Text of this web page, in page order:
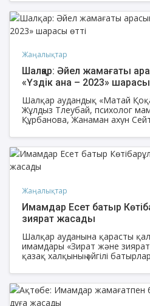
рәсімі өтті.
Жаңалықтар
Шалқар: Әйел жамағаты
«Үздік ана – 2023» шарасы
Шалқар аудандық «Матай
Жұлдыз Тлеубай, психолог
Құрбанова, Жанаман ахун
аналар арасында сайыс өтті.
Жаңалықтар
Имамдар Есет батыр
зиярат жасады
Шалқар ауданына қарасты
имамдары «Зират және
қазақ халқының әйгілі
азаттық қозғалыстың
кесенесін зиярат етті.